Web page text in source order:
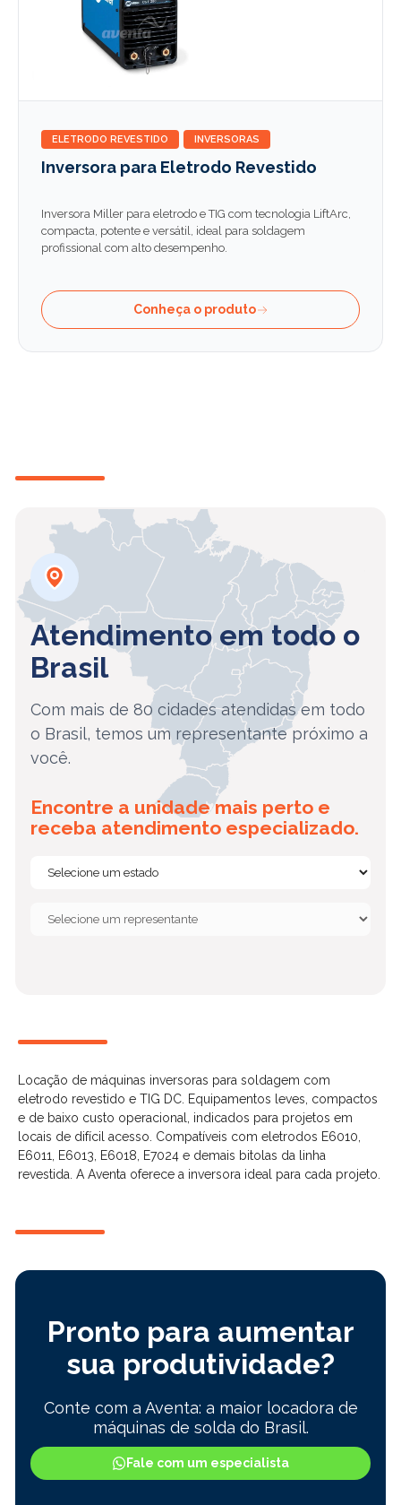
ELETRODO REVESTIDO INVERSORAS
Inversora para Eletrodo Revestido
Inversora Miller para eletrodo e TIG com tecnologia LiftArc,
compacta, potente e versátil, ideal para soldagem
profissional com alto desempenho.
Conheça o produto
Atendimento em todo o
Brasil
Com mais de 80 cidades atendidas em todo
o Brasil, temos um representante próximo a
você.
Encontre a unidade mais perto e
receba atendimento especializado.
Locação de máquinas inversoras para soldagem com
eletrodo revestido e TIG DC. Equipamentos leves, compactos
e de baixo custo operacional, indicados para projetos em
locais de difícil acesso. Compatíveis com eletrodos E6010,
E6011, E6013, E6018, E7024 e demais bitolas da linha
revestida. A Aventa oferece a inversora ideal para cada projeto.
Pronto para aumentar
sua produtividade?
Conte com a Aventa: a maior locadora de
máquinas de solda do Brasil.
Fale com um especialista